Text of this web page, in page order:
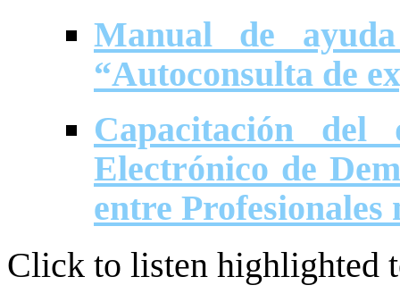
Manual de
“Autoconsulta de
Capacitación del
Electrónico de
entre
Click to listen highlighted